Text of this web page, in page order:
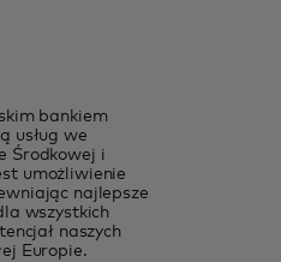
bankiem
usług we
Środkowej i
umożliwienie
najlepsze
wszystkich
naszych
Europie.